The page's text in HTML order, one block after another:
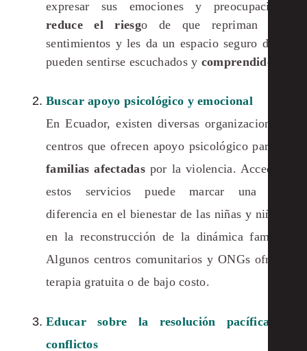
expresar sus emociones y preocupaciones
reduce el riesgo de que repriman sus
sentimientos y les da un espacio seguro donde
pueden sentirse escuchados y comprendidos
Buscar apoyo psicológico y emocional
En Ecuador, existen diversas organizaciones y
centros que ofrecen apoyo psicológico para las
familias afectadaspor la violencia. Acceder a
estos servicios puede marcar una gran
diferencia en el bienestar de las niñas y niños y
en la reconstrucción de la dinámica familiar.
Algunos centros comunitarios y ONGs ofrecen
terapia gratuita o de bajo costo.
Educar sobre la resolución pacífica de
conflictos